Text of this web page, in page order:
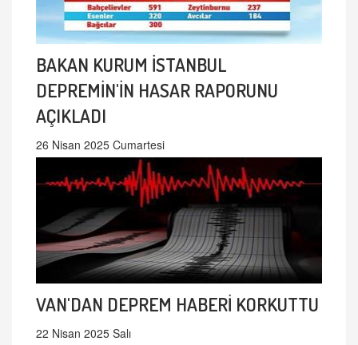
BAKAN KURUM İSTANBUL
DEPREMİN'İN HASAR RAPORUNU
AÇIKLADI
26 Nisan 2025 Cumartesi
VAN'DAN DEPREM HABERİ KORKUTTU
22 Nisan 2025 Salı